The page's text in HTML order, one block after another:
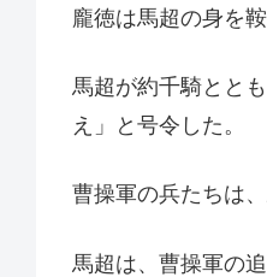
龐徳は馬超の身を
馬超が約千騎とと
え」と号令した。
曹操軍の兵たちは
馬超は、曹操軍の